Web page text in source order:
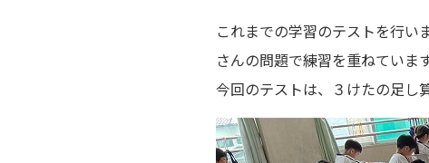
これまでの学習のテストを行い
さんの問題で練習を重ねています
今回のテストは、３けたの足し